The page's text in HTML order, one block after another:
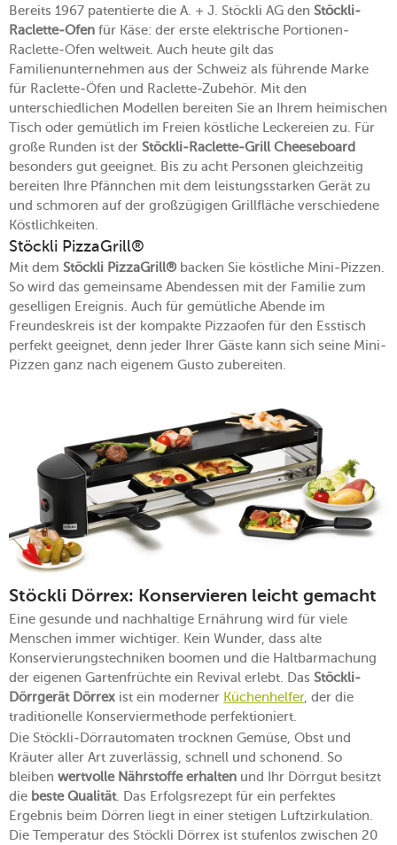
Bereits 1967 patentierte die A. + J. Stöckli AG den Stöckli-
Raclette-Ofen für Käse: der erste elektrische Portionen-
Raclette-Ofen weltweit. Auch heute gilt das
Familienunternehmen aus der Schweiz als führende Marke
für Raclette-Öfen und Raclette-Zubehör. Mit den
unterschiedlichen Modellen bereiten Sie an Ihrem heimischen
Tisch oder gemütlich im Freien köstliche Leckereien zu. Für
große Runden ist der Stöckli-Raclette-Grill Cheeseboard
besonders gut geeignet. Bis zu acht Personen gleichzeitig
bereiten Ihre Pfännchen mit dem leistungsstarken Gerät zu
und schmoren auf der großzügigen Grillfläche verschiedene
Köstlichkeiten.
Stöckli PizzaGrill®
Mit dem Stöckli PizzaGrill® backen Sie köstliche Mini-Pizzen.
So wird das gemeinsame Abendessen mit der Familie zum
geselligen Ereignis. Auch für gemütliche Abende im
Freundeskreis ist der kompakte Pizzaofen für den Esstisch
perfekt geeignet, denn jeder Ihrer Gäste kann sich seine Mini-
Pizzen ganz nach eigenem Gusto zubereiten.
Stöckli Dörrex: Konservieren leicht gemacht
Eine gesunde und nachhaltige Ernährung wird für viele
Menschen immer wichtiger. Kein Wunder, dass alte
Konservierungstechniken boomen und die Haltbarmachung
der eigenen Gartenfrüchte ein Revival erlebt. Das Stöckli-
Dörrgerät Dörrex ist ein moderner Küchenhelfer, der die
traditionelle Konserviermethode perfektioniert.
Die Stöckli-Dörrautomaten trocknen Gemüse, Obst und
Kräuter aller Art zuverlässig, schnell und schonend. So
bleiben wertvolle Nährstoffe erhalten und Ihr Dörrgut besitzt
die beste Qualität. Das Erfolgsrezept für ein perfektes
Ergebnis beim Dörren liegt in einer stetigen Luftzirkulation.
Die Temperatur des Stöckli Dörrex ist stufenlos zwischen 20